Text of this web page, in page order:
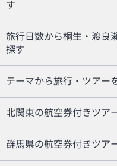
す
旅行日数から桐生・渡良
探す
テーマから旅行・ツアー
北関東の航空券付きツア
群馬県の航空券付きツア